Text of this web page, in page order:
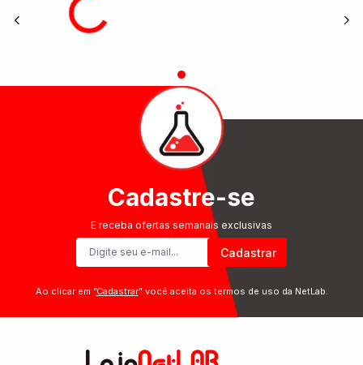
Cadastre-se
E receba ofertas semanais exclusivas
Cadastrar
Ao clicar em ”Cadastrar” você aceita os termos de uso da NetLab.